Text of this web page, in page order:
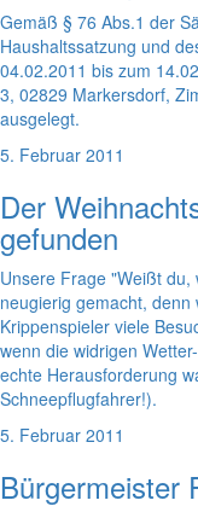
Gemäß § 76 Abs.1 der
Haushaltssatzung und
04.02.2011 bis zum
3, 02829 Markersdorf,
ausgelegt.
5. Februar 2011
Der
gefunden
Unsere Frage "Weißt
neugierig gemacht,
Krippenspieler viele
wenn die widrigen
echte Herausforderung
Schneepflugfahrer!).
5. Februar 2011
Bürgermeister